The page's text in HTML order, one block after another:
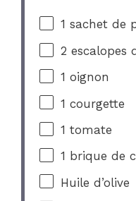
1 sachet de
2 escalopes
1 oignon
1 courgette
1 tomate
1 brique de
Huile d’olive